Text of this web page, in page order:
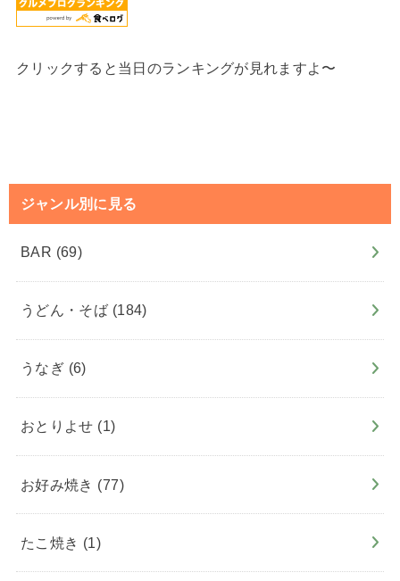
クリックすると当日のランキングが見れますよ〜
ジャンル別に見る
BAR (69)
うどん・そば (184)
うなぎ (6)
おとりよせ (1)
お好み焼き (77)
たこ焼き (1)